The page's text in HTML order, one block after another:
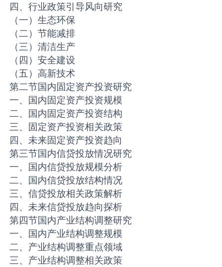
四、行业政策引导风向研究
（一）生态环保
（二）节能减排
（三）清洁生产
（四）安全建设
（五）高新技术
第二节国内固定资产投资研究
一、国内固定资产投资规模
二、国内固定资产投资结构
三、固定资产投资相关政策
四、未来固定资产投资趋向
第三节国内信贷投放情况研究
一、国内信贷投放规模分析
二、国内信贷投放结构情况
三、信贷投放相关政策解析
四、未来信贷投放趋向探析
第四节国内产业结构调整研究
一、国内产业结构调整规模
二、产业结构调整重点领域
三、产业结构调整相关政策